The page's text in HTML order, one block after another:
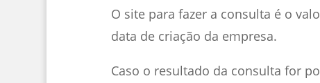
O site para fazer a consulta é o
data de criação da empresa.
Caso o resultado da consulta for